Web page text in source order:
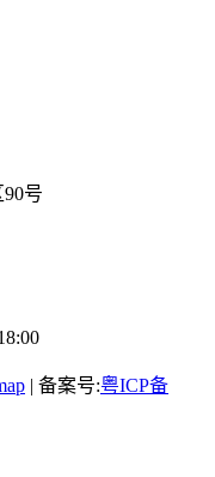
号
| 备案号:粤ICP备